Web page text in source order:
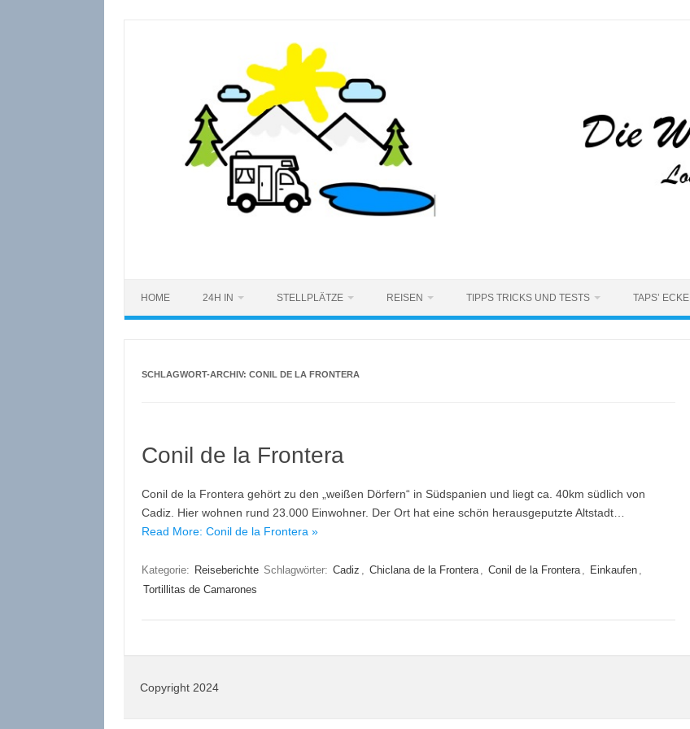
HOME 24H IN STELLPLÄTZE REISEN TIPPS TRICKS UND TESTS TAPS’ ECKE
SCHLAGWORT-ARCHIV: CONIL DE LA FRONTERA
Conil de la Frontera
Conil de la Frontera gehört zu den „weißen Dörfern“ in Südspanien und liegt ca. 40km südlich von
Cadiz. Hier wohnen rund 23.000 Einwohner. Der Ort hat eine schön herausgeputzte Altstadt…
Read More: Conil de la Frontera »
Kategorie: Reiseberichte Schlagwörter: Cadiz Chiclana de la Frontera Conil de la Frontera Einkaufen
Tortillitas de Camarones
Copyright 2024